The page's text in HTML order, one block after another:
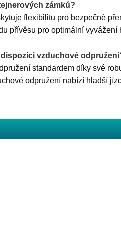
zámků?
flexibilitu pro bezpečné
přívěsu pro optimální vyvážení
vzduchové
standardem díky své
odpružení nabízí hladší